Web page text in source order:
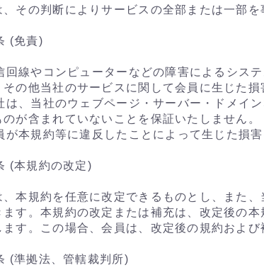
、その判断によりサービスの全部または一部
(免責)
回線やコンピューターなどの障害によるシス
その他当社のサービスに関して会員に生じた
は、当社のウェブページ・サーバー・ドメイ
のが含まれていないことを保証いたしません。
が本規約等に違反したことによって生じた損
(本規約の改定)
、本規約を任意に改定できるものとし、また
ます。本規約の改定または補充は、改定後の
ます。この場合、会員は、改定後の規約および
(準拠法、管轄裁判所)